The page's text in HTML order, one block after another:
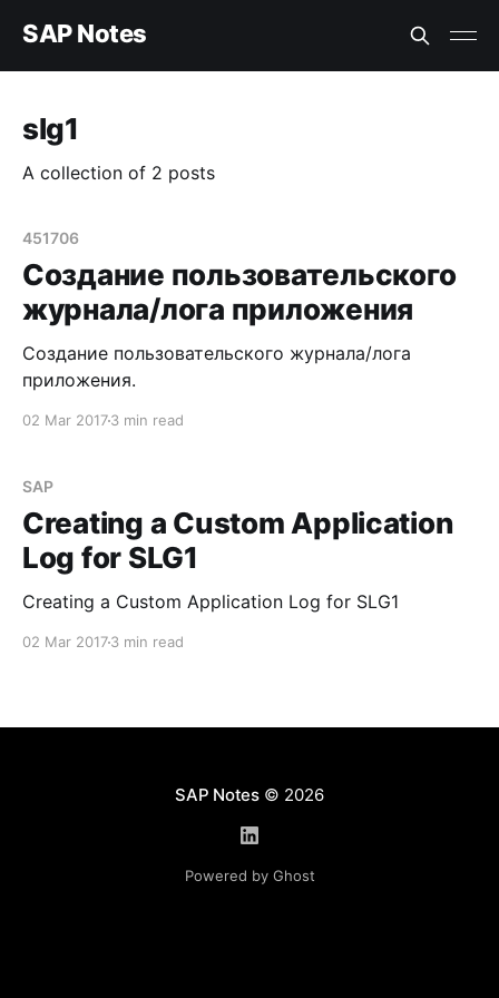
SAP Notes
slg1
A collection of 2 posts
451706
Создание пользовательского
журнала/лога приложения
Создание пользовательского журнала/лога
приложения.
02 Mar 20173 min read
SAP
Creating a Custom Application
Log for SLG1
Creating a Custom Application Log for SLG1
02 Mar 20173 min read
SAP Notes© 2026
Powered by Ghost